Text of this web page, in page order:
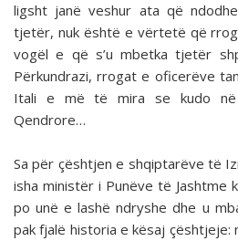
ligsht janë veshur ata që
tjetër, nuk është e vërtetë që
vogël e që s’u mbetka tjetër
Përkundrazi, rrogat e oficerëve
Itali e më të mira se kudo në
Qendrore…
Sa për çështjen e shqiptarëve të
isha ministër i Punëve të Jashtme
po unë e lashë ndryshe dhe u
pak fjalë historia e kësaj çështjeje: